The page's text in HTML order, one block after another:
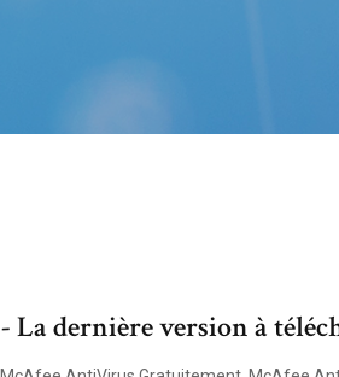
La dernière version à